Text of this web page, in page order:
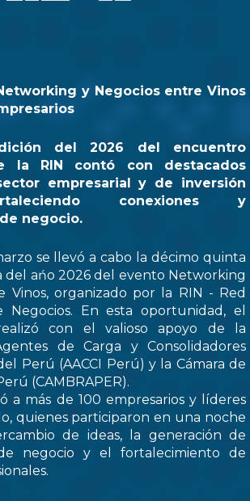
y Negocios entre Vinos
del 2026 del encuentro
la RIN contó con destacados
empresarial y de inversión
conexiones y
negocio.
se llevó a cabo la décimo quinta
del ańo 2026 del evento Networking
Vinos, organizado por la RIN - Red
Negocios. En esta oportunidad, el
con el valioso apoyo de la
de Carga y Consolidadores
Perú (AACCI Perú) y la Cámara de
(CAMBRAPER).
a más de 100 empresarios y líderes
quienes participaron en una noche
de ideas, la generación de
negocio y el fortalecimiento de